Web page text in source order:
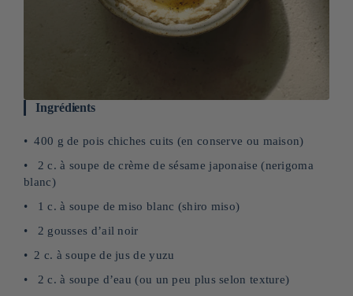
Ingrédients
400 g de pois chiches cuits (en conserve ou maison)
2 c. à soupe de crème de sésame japonaise (nerigoma
blanc)
1 c. à soupe de miso blanc (shiro miso)
2 gousses d’ail noir
2 c. à soupe de jus de yuzu
2 c. à soupe d’eau (ou un peu plus selon texture)